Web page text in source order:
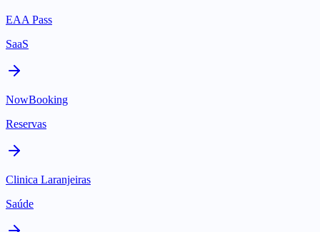
EAA Pass
SaaS
NowBooking
Reservas
Clinica Laranjeiras
Saúde